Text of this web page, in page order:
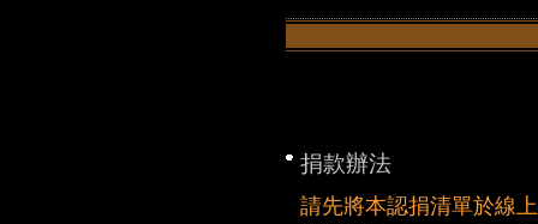
捐款辦法
請先將本認捐清單於線